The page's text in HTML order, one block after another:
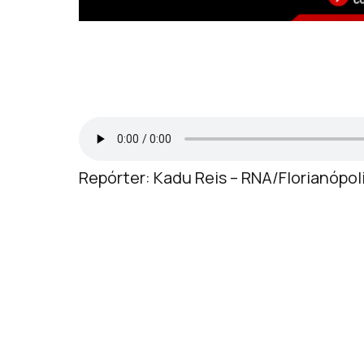
Repórter: Kadu Reis – RNA/